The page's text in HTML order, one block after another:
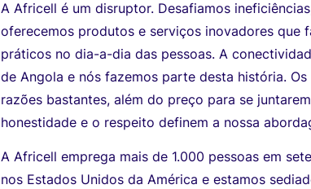
A Africell é um disruptor. Desafiamos
oferecemos produtos e serviços inovadores que
práticos no dia-a-dia das pessoas. A
de Angola e nós fazemos parte desta história.
razões bastantes, além do preço para se
honestidade e o respeito definem a nossa
A Africell emprega mais de 1.000 pessoas em
nos Estados Unidos da América e estamos